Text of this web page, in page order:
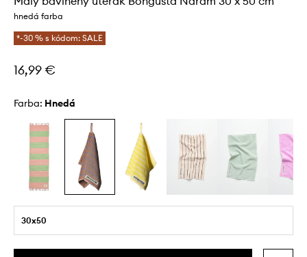
hnedá farba
*-30 % s kódom: SALE
16,99 €
Farba: hnedá
30x50